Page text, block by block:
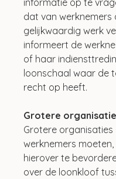
dat van werknemers
gelijkwaardig werk
informeert de
of haar
loonschaal waar de
recht op heeft.
Grotere
Grotere
werknemers
hierover te
over de loonkloof